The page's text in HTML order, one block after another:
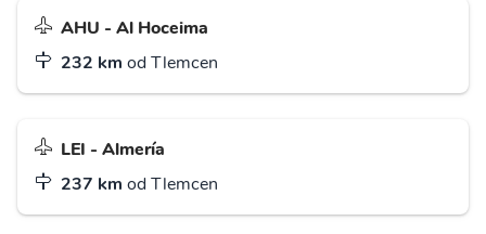
AHU - Al Hoceima
232 km od Tlemcen
LEI - Almería
237 km od Tlemcen